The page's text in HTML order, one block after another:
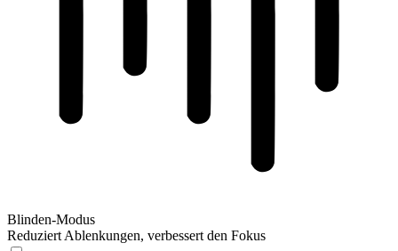
Blinden-Modus
Reduziert Ablenkungen, verbessert den Fokus